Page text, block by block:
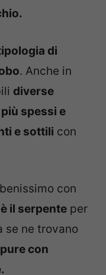
di
. Anche in
diverse
più spessi e
e sottili con
con
è il serpente per
se ne trovano
con